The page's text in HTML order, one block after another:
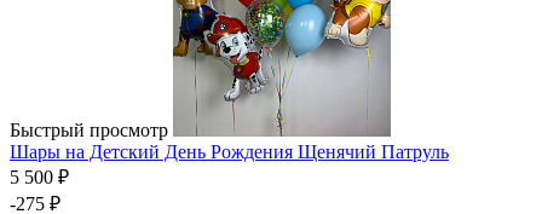
Быстрый просмотр
Шары на Детский День Рождения Щенячий Патруль
5 500 ₽
-275 ₽